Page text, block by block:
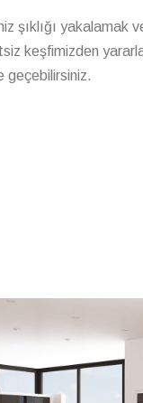
şıklığı yakalamak
keşfimizden
geçebilirsiniz.